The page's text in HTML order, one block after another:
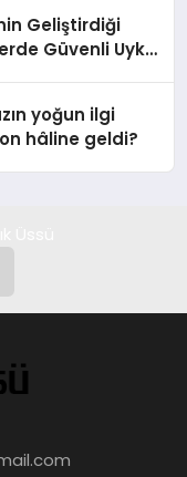
Geliştirdiği
Güvenli Uyku
yoğun ilgi
hâline geldi?